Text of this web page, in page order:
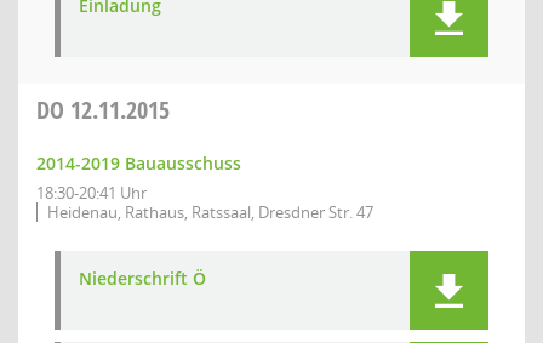
Einladung
DO 12.11.2015
2014-2019 Bauausschuss
18:30-20:41 Uhr
Heidenau, Rathaus, Ratssaal, Dresdner Str. 47
Niederschrift Ö